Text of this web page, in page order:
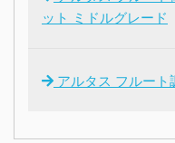
ット ミドルグレード
アルタス フルー